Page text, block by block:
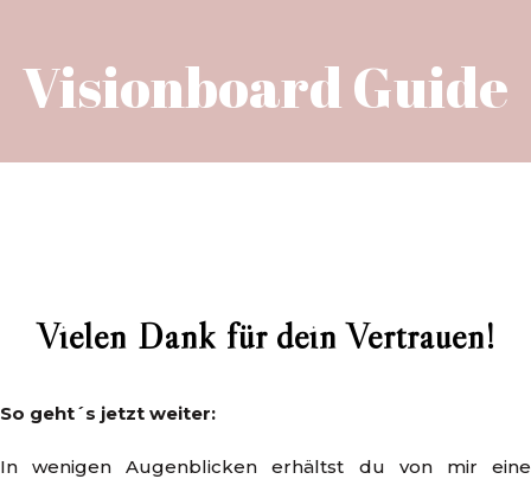
Visionboard Guide
Vielen Dank für dein Vertrauen!
So geht´s jetzt weiter:
In wenigen Augenblicken erhältst du von mir eine